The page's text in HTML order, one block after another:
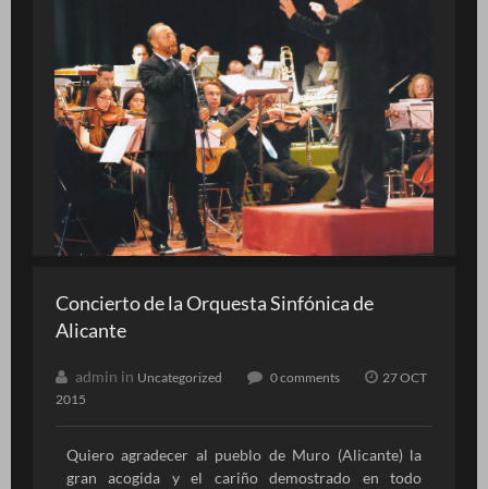
Concierto de la Orquesta Sinfónica de
Alicante
admin in Uncategorized 0 comments
27 OCT
2015
Quiero agradecer al pueblo de Muro (Alicante) la
gran acogida y el cariño demostrado en todo